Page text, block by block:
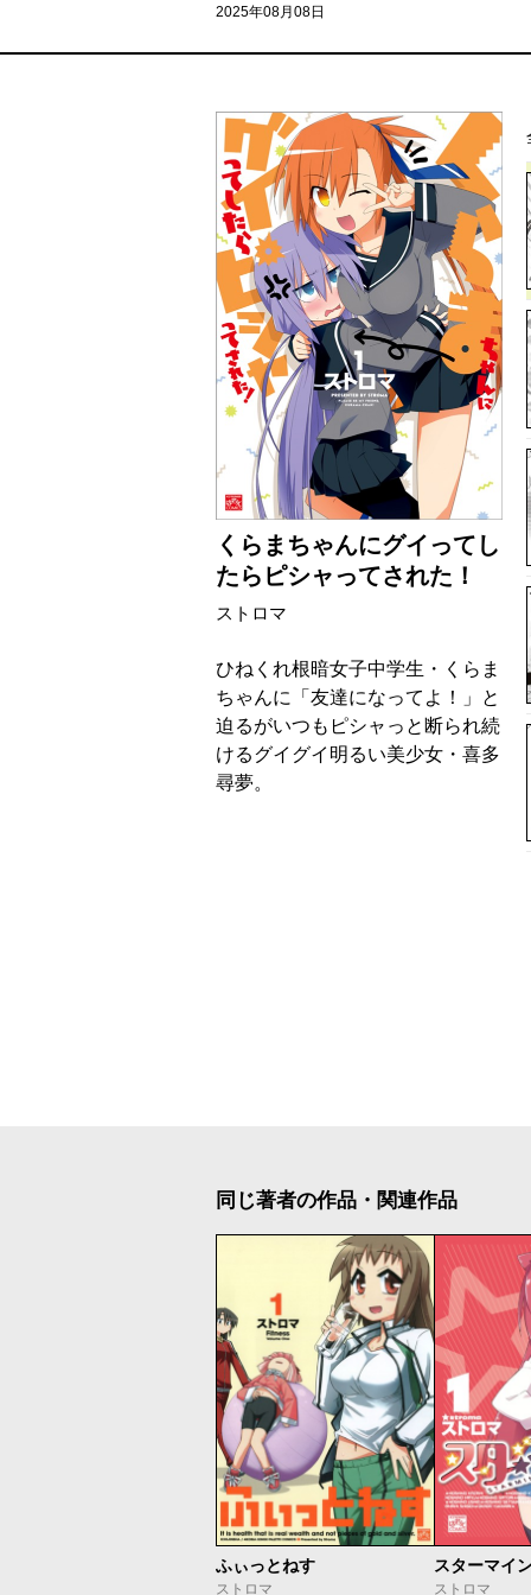
2025年08月08日
くらまちゃんにグイってし
たらピシャってされた！
ストロマ
ひねくれ根暗女子中学生・くらま
ちゃんに「友達になってよ！」と
迫るがいつもピシャっと断られ続
けるグイグイ明るい美少女・喜多
尋夢。
同じ著者の作品・関連作品
ふぃっとねす
ストロマ
スターマイ
ストロマ